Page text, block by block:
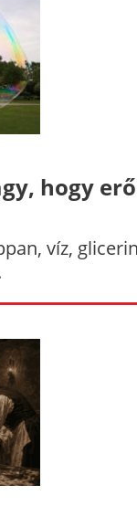
hogy
víz,